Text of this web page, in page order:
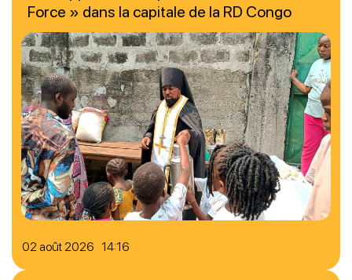
02 août 2026 14:16
Force » dans la capitale de la RD Congo